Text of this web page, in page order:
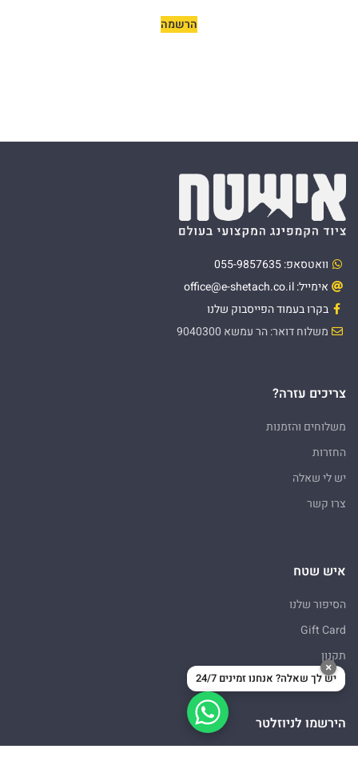
הרשמה
וואטסאפ: 055-9857635
אימייל: office@e-shetach.co.il
בקרו בעמוד הפייסבוק שלנו
משלוח דואר: הר עמשא 9040300
צריכים עזרה?
משלוחים והזמנות
החזרות
יש לי שאלה
צרו קשר
איש שטח
הסיפור שלנו
Gift Card
תקנון
מדיניות פרטיות
הירשמו לניוזלטר
×
יש לך שאלה? אנחנו זמינים 24/7